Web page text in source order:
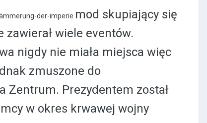
der-imperie mod skupiający się
wiele eventów.
nigdy nie miała miejsca więc
zmuszone do
Zentrum. Prezydentem został
w okres krwawej wojny